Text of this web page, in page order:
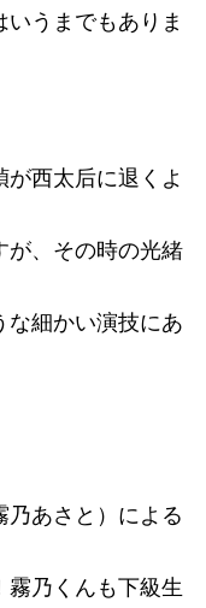
うまでもありま
西太后に退くよ
が、その時の光緒
な細かい演技にあ
乃あさと）による
霧乃くんも下級生